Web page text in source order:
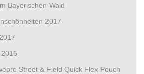
Bayerischen Wald
2017
Street & Field Quick Flex Pouch